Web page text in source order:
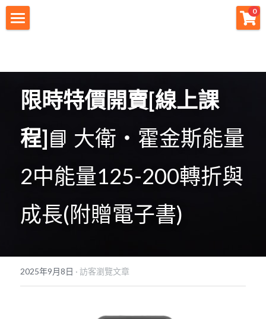
0
創業痛點
註冊會員
免費下載
最新消息
POWERED BY
限時特價開賣[線上課
程]📘 大衛・霍金斯能量
2中能量125-200轉折與
成長(附贈電子書)
2025年9月8日 · 訪客瀏覽文章
×